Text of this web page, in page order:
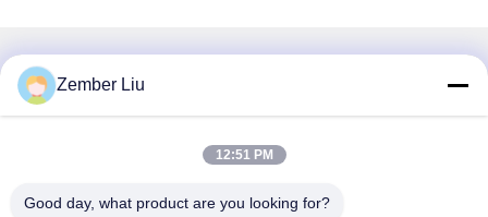
Sản Phẩm Liên Quan
Zember Liu
12:51 PM
Good day, what product are you looking for?